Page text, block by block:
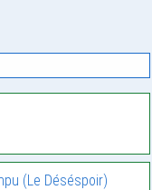
(Le Déséspoir)